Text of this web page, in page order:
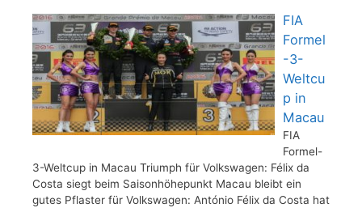
FIA
Formel
-3-
Weltcu
p in
Macau
FIA
Formel-
3-Weltcup in Macau Triumph für Volkswagen: Félix da
Costa siegt beim Saisonhöhepunkt Macau bleibt ein
gutes Pflaster für Volkswagen: António Félix da Costa hat